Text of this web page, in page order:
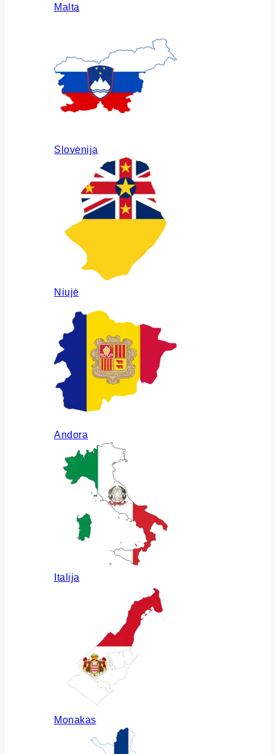
Malta
Slovėnija
Niujė
Andora
Italija
Monakas